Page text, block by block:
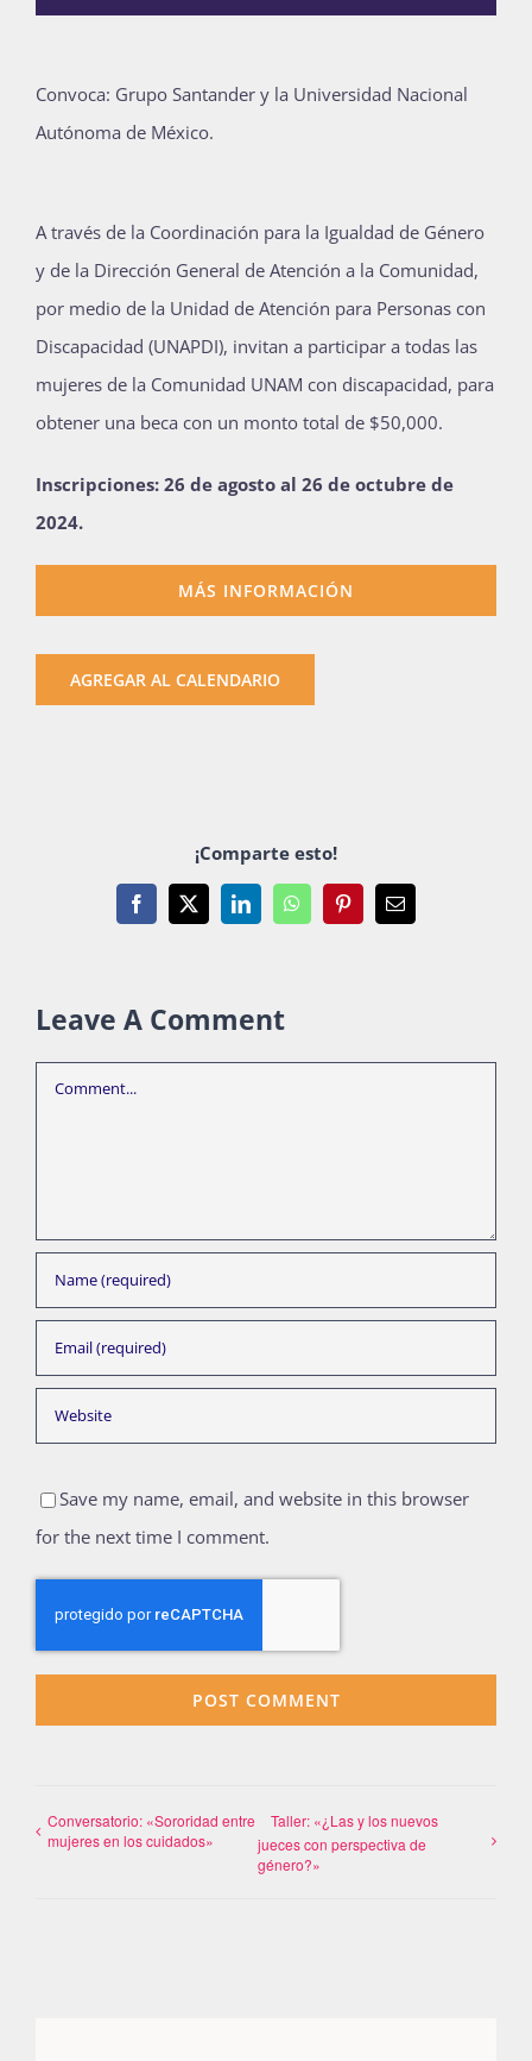
Convoca: Grupo Santander y la Universidad Nacional
Autónoma de México.
A través de la Coordinación para la Igualdad de Género
y de la Dirección General de Atención a la Comunidad,
por medio de la Unidad de Atención para Personas con
Discapacidad (UNAPDI), invitan a participar a todas las
mujeres de la Comunidad UNAM con discapacidad, para
obtener una beca con un monto total de $50,000.
Inscripciones: 26 de agosto al 26 de octubre de
2024.
MÁS INFORMACIÓN
AGREGAR AL CALENDARIO
¡Comparte esto!
Facebook
X LinkedInWhatsAppPinterestEmail
Leave A Comment
Comment
Save my name, email, and website in this browser
for the next time I comment.
Conversatorio: «Sororidad entre
mujeres en los cuidados»
Taller: «¿Las y los nuevos
jueces con perspectiva de
género?»